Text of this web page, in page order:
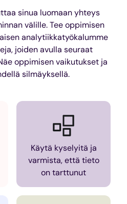
sinua luomaan yhteys
välille. Tee oppimisen
analytiikkatyökalumme
, joiden avulla seuraat
oppimisen vaikutukset ja
silmäyksellä.
Käytä kyselyitä ja
varmista, että tieto
on tarttunut